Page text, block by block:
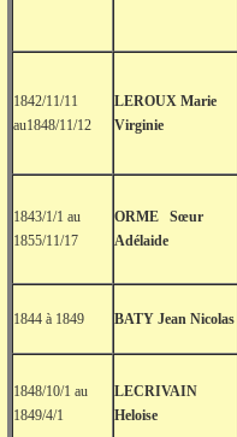
1842/11/11
au1848/11/12
LEROUX Marie
Virginie
1843/1/1 au
1855/11/17
ORME Sœur
Adélaide
1844 à 1849 BATY Jean Nicolas
1848/10/1 au
1849/4/1
LECRIVAIN
Heloise